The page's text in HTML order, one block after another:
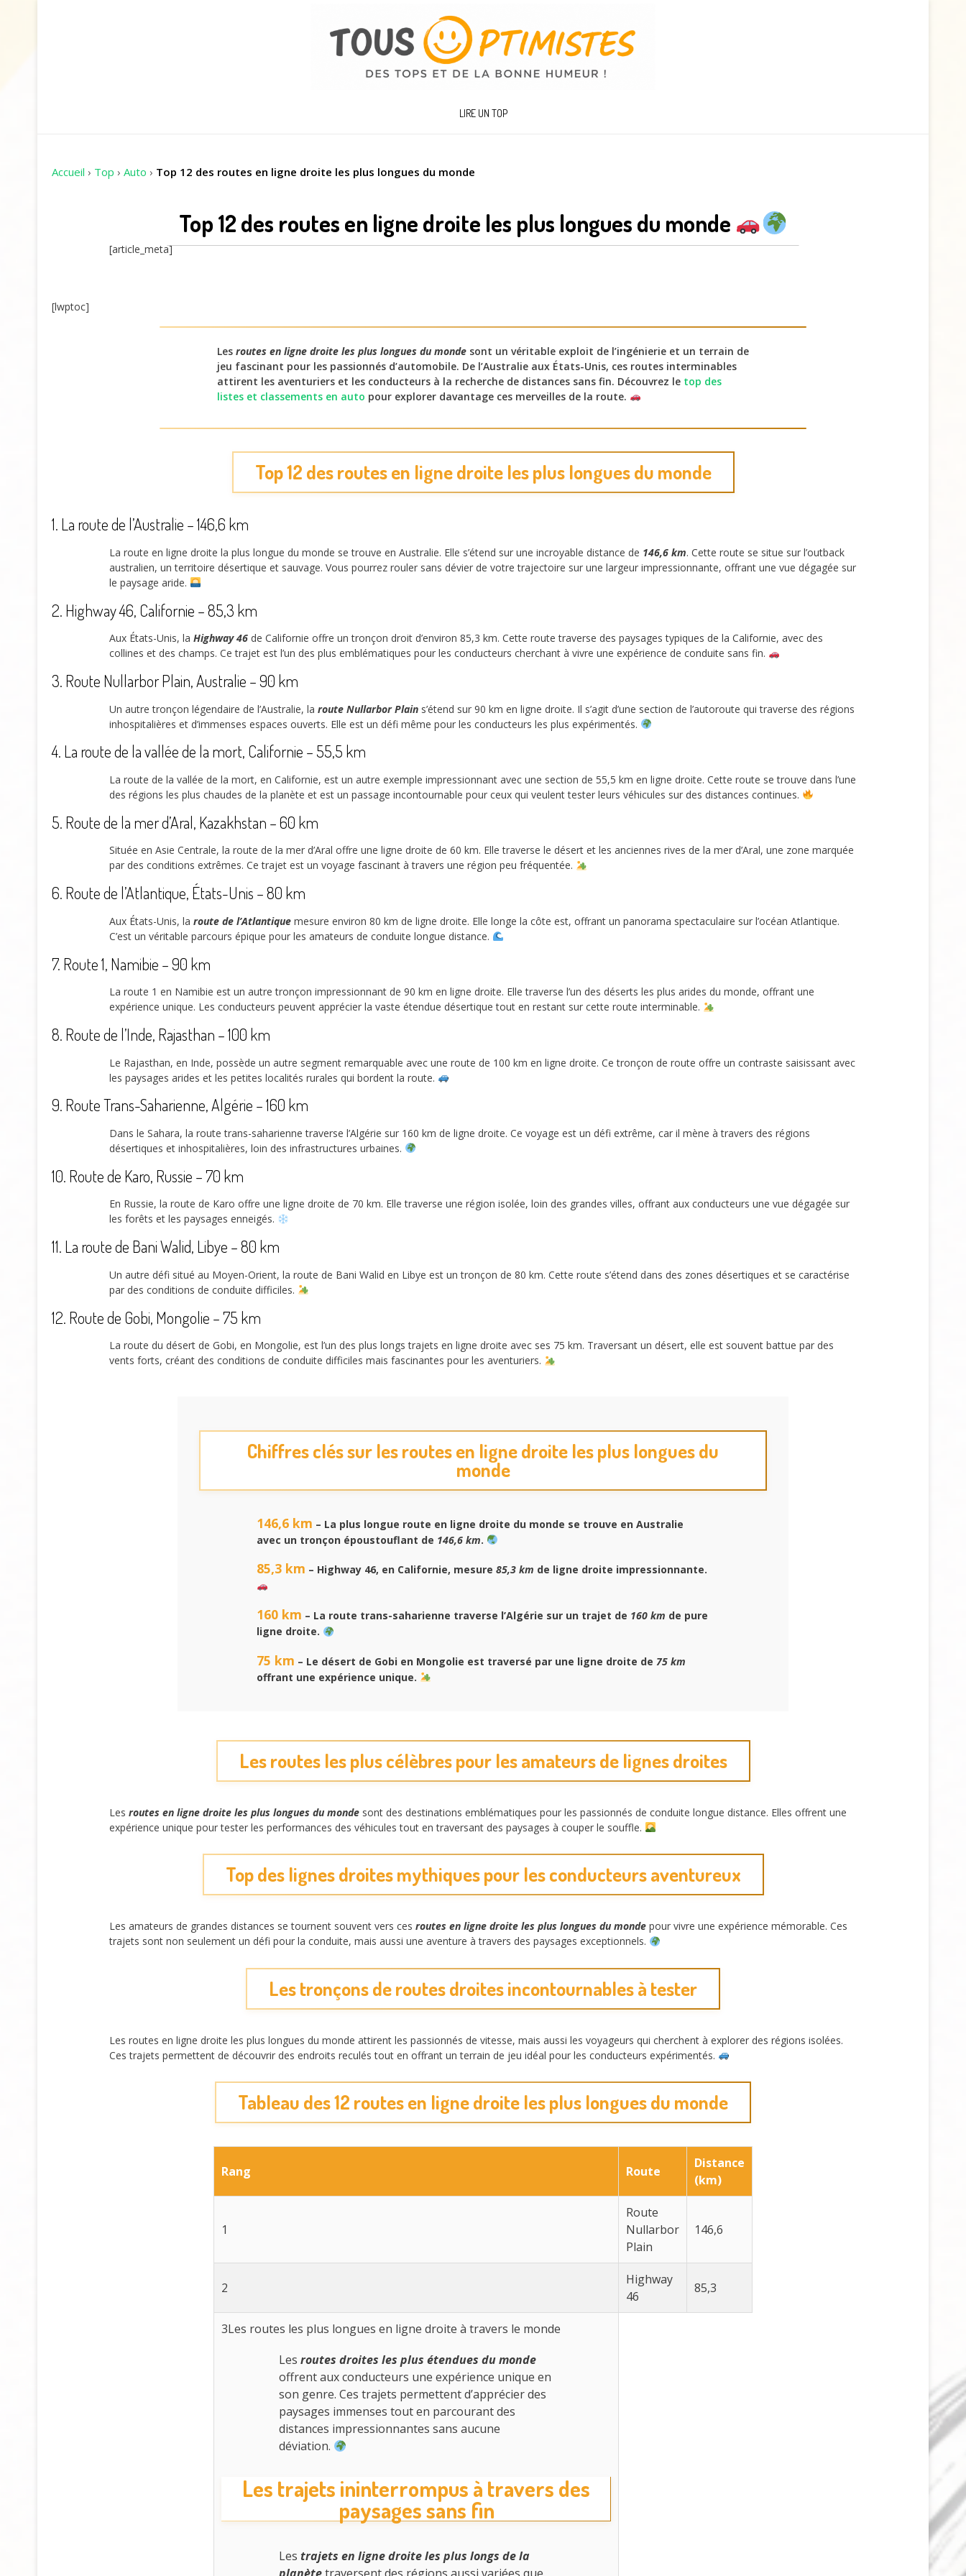
LIRE UN TOP
Accueil › Top › Auto › Top 12 des routes en ligne droite les plus longues du monde
Top 12 des routes en ligne droite les plus longues du monde
[article_meta]
[lwptoc]
Les routes en ligne droite les plus longues du monde sont un véritable exploit de l’ingénierie et un terrain de
jeu fascinant pour les passionnés d’automobile. De l’Australie aux États-Unis, ces routes interminables
attirent les aventuriers et les conducteurs à la recherche de distances sans fin. Découvrez le top des
listes et classements en auto pour explorer davantage ces merveilles de la route.
Top 12 des routes en ligne droite les plus longues du monde
1. La route de l’Australie – 146,6 km
La route en ligne droite la plus longue du monde se trouve en Australie. Elle s’étend sur une incroyable distance de 146,6 km. Cette route se situe sur l’outback
australien, un territoire désertique et sauvage. Vous pourrez rouler sans dévier de votre trajectoire sur une largeur impressionnante, offrant une vue dégagée sur
le paysage aride.
2. Highway 46, Californie – 85,3 km
Aux États-Unis, la Highway 46 de Californie offre un tronçon droit d’environ 85,3 km. Cette route traverse des paysages typiques de la Californie, avec des
collines et des champs. Ce trajet est l’un des plus emblématiques pour les conducteurs cherchant à vivre une expérience de conduite sans fin.
3. Route Nullarbor Plain, Australie – 90 km
Un autre tronçon légendaire de l’Australie, la route Nullarbor Plain s’étend sur 90 km en ligne droite. Il s’agit d’une section de l’autoroute qui traverse des régions
inhospitalières et d’immenses espaces ouverts. Elle est un défi même pour les conducteurs les plus expérimentés.
4. La route de la vallée de la mort, Californie – 55,5 km
La route de la vallée de la mort, en Californie, est un autre exemple impressionnant avec une section de 55,5 km en ligne droite. Cette route se trouve dans l’une
des régions les plus chaudes de la planète et est un passage incontournable pour ceux qui veulent tester leurs véhicules sur des distances continues.
5. Route de la mer d’Aral, Kazakhstan – 60 km
Située en Asie Centrale, la route de la mer d’Aral offre une ligne droite de 60 km. Elle traverse le désert et les anciennes rives de la mer d’Aral, une zone marquée
par des conditions extrêmes. Ce trajet est un voyage fascinant à travers une région peu fréquentée.
6. Route de l’Atlantique, États-Unis – 80 km
Aux États-Unis, la route de l’Atlantique mesure environ 80 km de ligne droite. Elle longe la côte est, offrant un panorama spectaculaire sur l’océan Atlantique.
C’est un véritable parcours épique pour les amateurs de conduite longue distance.
7. Route 1, Namibie – 90 km
La route 1 en Namibie est un autre tronçon impressionnant de 90 km en ligne droite. Elle traverse l’un des déserts les plus arides du monde, offrant une
expérience unique. Les conducteurs peuvent apprécier la vaste étendue désertique tout en restant sur cette route interminable.
8. Route de l’Inde, Rajasthan – 100 km
Le Rajasthan, en Inde, possède un autre segment remarquable avec une route de 100 km en ligne droite. Ce tronçon de route offre un contraste saisissant avec
les paysages arides et les petites localités rurales qui bordent la route.
9. Route Trans-Saharienne, Algérie – 160 km
Dans le Sahara, la route trans-saharienne traverse l’Algérie sur 160 km de ligne droite. Ce voyage est un défi extrême, car il mène à travers des régions
désertiques et inhospitalières, loin des infrastructures urbaines.
10. Route de Karo, Russie – 70 km
En Russie, la route de Karo offre une ligne droite de 70 km. Elle traverse une région isolée, loin des grandes villes, offrant aux conducteurs une vue dégagée sur
les forêts et les paysages enneigés.
11. La route de Bani Walid, Libye – 80 km
Un autre défi situé au Moyen-Orient, la route de Bani Walid en Libye est un tronçon de 80 km. Cette route s’étend dans des zones désertiques et se caractérise
par des conditions de conduite difficiles.
12. Route de Gobi, Mongolie – 75 km
La route du désert de Gobi, en Mongolie, est l’un des plus longs trajets en ligne droite avec ses 75 km. Traversant un désert, elle est souvent battue par des
vents forts, créant des conditions de conduite difficiles mais fascinantes pour les aventuriers.
Chiffres clés sur les routes en ligne droite les plus longues du
monde
146,6 km – La plus longue route en ligne droite du monde se trouve en Australie
avec un tronçon époustouflant de 146,6 km.
85,3 km – Highway 46, en Californie, mesure 85,3 km de ligne droite impressionnante.
160 km – La route trans-saharienne traverse l’Algérie sur un trajet de 160 km de pure
ligne droite.
75 km – Le désert de Gobi en Mongolie est traversé par une ligne droite de 75 km
offrant une expérience unique.
Les routes les plus célèbres pour les amateurs de lignes droites
Les routes en ligne droite les plus longues du monde sont des destinations emblématiques pour les passionnés de conduite longue distance. Elles offrent une
expérience unique pour tester les performances des véhicules tout en traversant des paysages à couper le souffle.
Top des lignes droites mythiques pour les conducteurs aventureux
Les amateurs de grandes distances se tournent souvent vers ces routes en ligne droite les plus longues du monde pour vivre une expérience mémorable. Ces
trajets sont non seulement un défi pour la conduite, mais aussi une aventure à travers des paysages exceptionnels.
Les tronçons de routes droites incontournables à tester
Les routes en ligne droite les plus longues du monde attirent les passionnés de vitesse, mais aussi les voyageurs qui cherchent à explorer des régions isolées.
Ces trajets permettent de découvrir des endroits reculés tout en offrant un terrain de jeu idéal pour les conducteurs expérimentés.
Tableau des 12 routes en ligne droite les plus longues du monde
Rang Route
Distance
(km)
1
Route
Nullarbor
Plain
146,6
2
Highway
46
85,3
3Les routes les plus longues en ligne droite à travers le monde
Les routes droites les plus étendues du monde
offrent aux conducteurs une expérience unique en
son genre. Ces trajets permettent d’apprécier des
paysages immenses tout en parcourant des
distances impressionnantes sans aucune
déviation.
Les trajets ininterrompus à travers des
paysages sans fin
Les trajets en ligne droite les plus longs de la